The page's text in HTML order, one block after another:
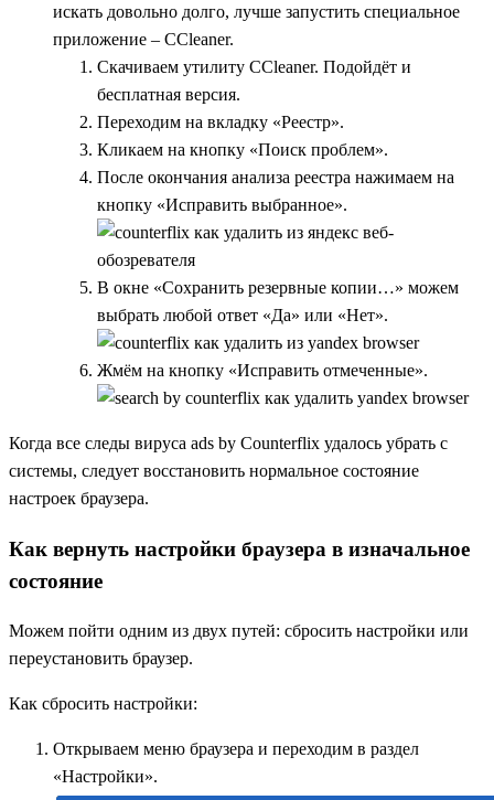
искать довольно долго, лучше запустить специальное
приложение – CCleaner.
Скачиваем утилиту CCleaner. Подойдёт и
бесплатная версия.
Переходим на вкладку «Реестр».
Кликаем на кнопку «Поиск проблем».
После окончания анализа реестра нажимаем на
кнопку «Исправить выбранное».
В окне «Сохранить резервные копии…» можем
выбрать любой ответ «Да» или «Нет».
Жмём на кнопку «Исправить отмеченные».
Когда все следы вируса ads by Counterflix удалось убрать с
системы, следует восстановить нормальное состояние
настроек браузера.
Как вернуть настройки браузера в изначальное
состояние
Можем пойти одним из двух путей: сбросить настройки или
переустановить браузер.
Как сбросить настройки:
Открываем меню браузера и переходим в раздел
«Настройки».